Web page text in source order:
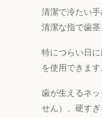
清潔で冷たい
清潔な指で歯
特につらい日
を使用できま
歯が生えるネ
せん）、硬す